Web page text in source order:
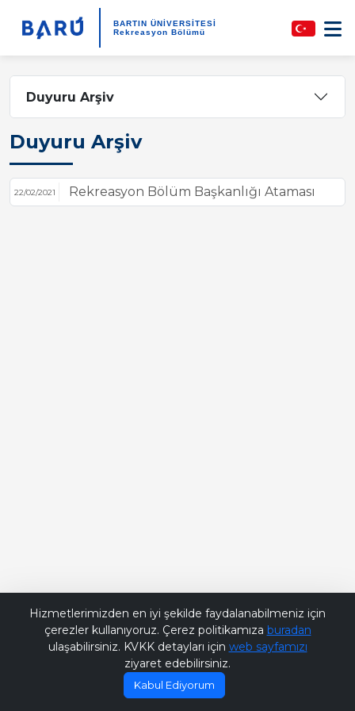
BARTIN ÜNİVERSİTESİ
Rekreasyon Bölümü
Duyuru Arşiv
Duyuru Arşiv
22/02/2021 Rekreasyon Bölüm Başkanlığı Ataması
Hizmetlerimizden en iyi şekilde faydalanabilmeniz için
çerezler kullanıyoruz. Çerez politikamıza buradan
ulaşabilirsiniz. KVKK detayları için web sayfamızı
ziyaret edebilirsiniz.
Kabul Ediyorum
Bana Soru Sor | Ask Me